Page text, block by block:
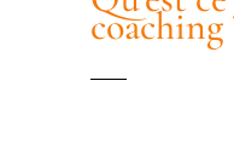
coaching